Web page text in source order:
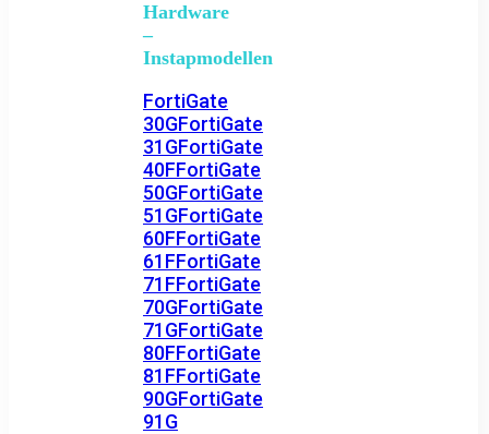
Hardware
–
Instapmodellen
FortiGate
30GFortiGate
31GFortiGate
40FFortiGate
50GFortiGate
51GFortiGate
60FFortiGate
61FFortiGate
71FFortiGate
70GFortiGate
71GFortiGate
80FFortiGate
81FFortiGate
90GFortiGate
91G